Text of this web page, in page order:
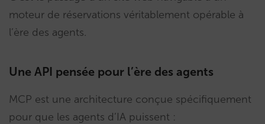
moteur de réservations véritablement opérable à
l’ère des agents.
Une API pensée pour l’ère des agents
MCP est une architecture conçue spécifiquement
pour que les agents d’IA puissent :